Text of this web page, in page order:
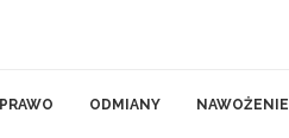
PRAWO ODMIANY NAWOŻENIE